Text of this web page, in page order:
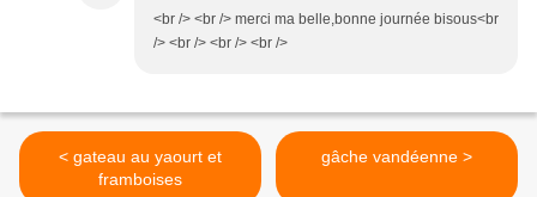
<br /> <br /> merci ma belle,bonne journée bisous<br
/> <br /> <br /> <br />
< gateau au yaourt et
framboises
gâche vandéenne >